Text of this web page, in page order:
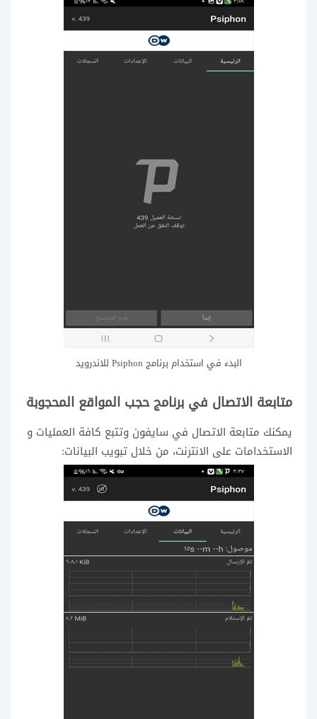
البدء في استخدام برنامج Psiphon للاندرويد
متابعة الاتصال في برنامج حجب المواقع المحجوبة
يمكنك متابعة الاتصال في سايفون وتتبع كافة العمليات و
الاستخدامات على الانترنت، من خلال تبويب البيانات: